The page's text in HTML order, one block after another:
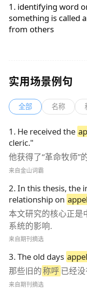
1. identifying word
something is called
from others
实用场景例句
全部 名称
1 . He received the
cleric."
他获得了“革命牧师”
来自金山词霸
2.In this thesis, the
relationship on
本文研究的核心正是
系统的影响.
来自期刊摘选
3.The old days
那些旧的称呼 已经
来自期刊摘选